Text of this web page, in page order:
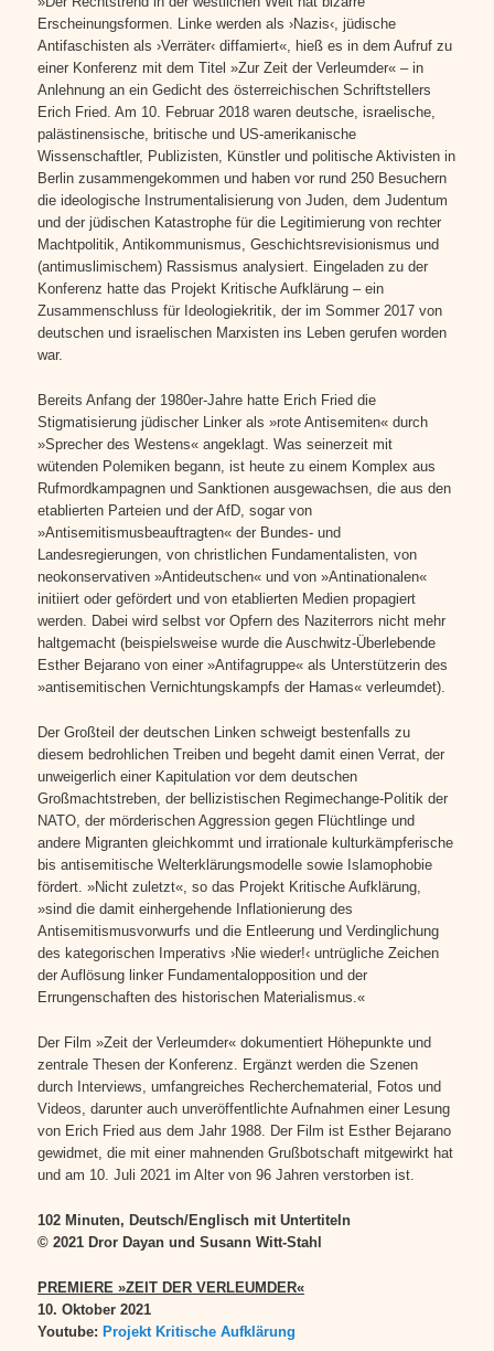
Erscheinungsformen. Linke werden als ›Nazis‹, jüdische
Antifaschisten als ›Verräter‹ diffamiert«, hieß es in dem Aufruf zu
einer Konferenz mit dem Titel »Zur Zeit der Verleumder« – in
Anlehnung an ein Gedicht des österreichischen Schriftstellers
Erich Fried. Am 10. Februar 2018 waren deutsche, israelische,
palästinensische, britische und US-amerikanische
Wissenschaftler, Publizisten, Künstler und politische Aktivisten in
Berlin zusammengekommen und haben vor rund 250 Besuchern
die ideologische Instrumentalisierung von Juden, dem Judentum
und der jüdischen Katastrophe für die Legitimierung von rechter
Machtpolitik, Antikommunismus, Geschichtsrevisionismus und
(antimuslimischem) Rassismus analysiert. Eingeladen zu der
Konferenz hatte das Projekt Kritische Aufklärung – ein
Zusammenschluss für Ideologiekritik, der im Sommer 2017 von
deutschen und israelischen Marxisten ins Leben gerufen worden
war.
Bereits Anfang der 1980er-Jahre hatte Erich Fried die
Stigmatisierung jüdischer Linker als »rote Antisemiten« durch
»Sprecher des Westens« angeklagt. Was seinerzeit mit
wütenden Polemiken begann, ist heute zu einem Komplex aus
Rufmordkampagnen und Sanktionen ausgewachsen, die aus den
etablierten Parteien und der AfD, sogar von
»Antisemitismusbeauftragten« der Bundes- und
Landesregierungen, von christlichen Fundamentalisten, von
neokonservativen »Antideutschen« und von »Antinationalen«
initiiert oder gefördert und von etablierten Medien propagiert
werden. Dabei wird selbst vor Opfern des Naziterrors nicht mehr
haltgemacht (beispielsweise wurde die Auschwitz-Überlebende
Esther Bejarano von einer »Antifagruppe« als Unterstützerin des
»antisemitischen Vernichtungskampfs der Hamas« verleumdet).
Der Großteil der deutschen Linken schweigt bestenfalls zu
diesem bedrohlichen Treiben und begeht damit einen Verrat, der
unweigerlich einer Kapitulation vor dem deutschen
Großmachtstreben, der bellizistischen Regimechange-Politik der
NATO, der mörderischen Aggression gegen Flüchtlinge und
andere Migranten gleichkommt und irrationale kulturkämpferische
bis antisemitische Welterklärungsmodelle sowie Islamophobie
fördert. »Nicht zuletzt«, so das Projekt Kritische Aufklärung,
»sind die damit einhergehende Inflationierung des
Antisemitismusvorwurfs und die Entleerung und Verdinglichung
des kategorischen Imperativs ›Nie wieder!‹ untrügliche Zeichen
der Auflösung linker Fundamentalopposition und der
Errungenschaften des historischen Materialismus.«
Der Film »Zeit der Verleumder« dokumentiert Höhepunkte und
zentrale Thesen der Konferenz. Ergänzt werden die Szenen
durch Interviews, umfangreiches Recherchematerial, Fotos und
Videos, darunter auch unveröffentlichte Aufnahmen einer Lesung
von Erich Fried aus dem Jahr 1988. Der Film ist Esther Bejarano
gewidmet, die mit einer mahnenden Grußbotschaft mitgewirkt hat
und am 10. Juli 2021 im Alter von 96 Jahren verstorben ist.
102 Minuten, Deutsch/Englisch mit Untertiteln
© 2021 Dror Dayan und Susann Witt-Stahl
PREMIERE »ZEIT DER VERLEUMDER«
10. Oktober 2021
Youtube: Projekt Kritische Aufklärung